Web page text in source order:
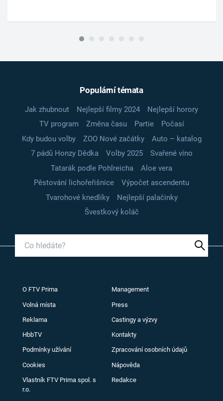
Populární témata
Jak zhubnout Nejlepší filmy 2024
Nejlepší horory
TV program
Změna času Partie
Počasí
Kdy budou volby
ZOO Nové začátky
Auto – katalog
7 pádů Honzy Dědka
Volby 2025
Svařené víno
Tatarák podle Pohlreicha
Aloe vera
Pěstování lichořeřišnice
Výpočet ascendentu
Tvarohové knedlíky
Nejlepší palačinky
Švestkový koláč
O FTV Prima Management
Volná místa Press
Reklama Castingy a výzvy
HbbTV Kontakty
Podmínky užívání Zpracování osobních údajů
Cookies Nápověda
Vlastník FTV Prima spol. s
r.o.
Redakce